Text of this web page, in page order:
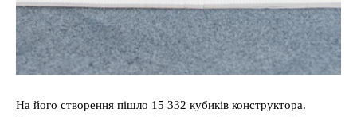
На його створення пішло 15 332 кубиків конструктора.